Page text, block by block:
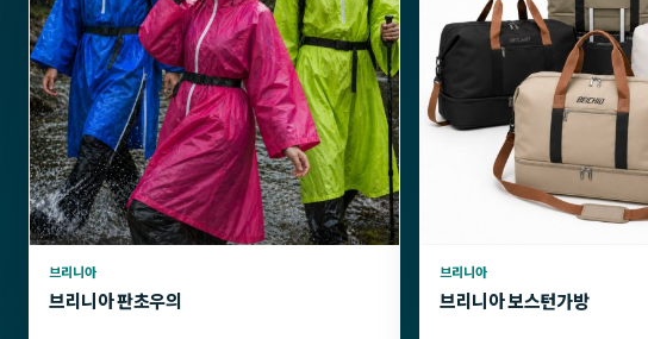
브리니아
브리니아 판초우의
브리니아
브리니아 보스턴가방